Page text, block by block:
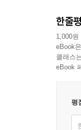
한줄평
1,000
eBook
클래스
eBook
평